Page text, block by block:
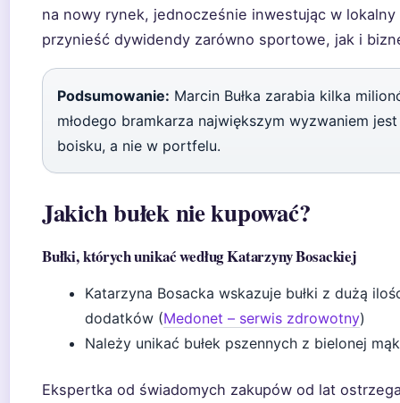
na nowy rynek, jednocześnie inwestując w
przynieść dywidendy zarówno sportowe, jak i
Podsumowanie: Marcin Bułka zarabia kilka
młodego bramkarza największym wyzwaniem
boisku, a nie w portfelu.
Jakich bułek nie kupować?
Bułki, których unikać według Katarzyny Bosackiej
Katarzyna Bosacka wskazuje bułki z dużą
dodatków (Medonet – serwis zdrowotny)
Należy unikać bułek pszennych z bielonej
Ekspertka od świadomych zakupów od lat